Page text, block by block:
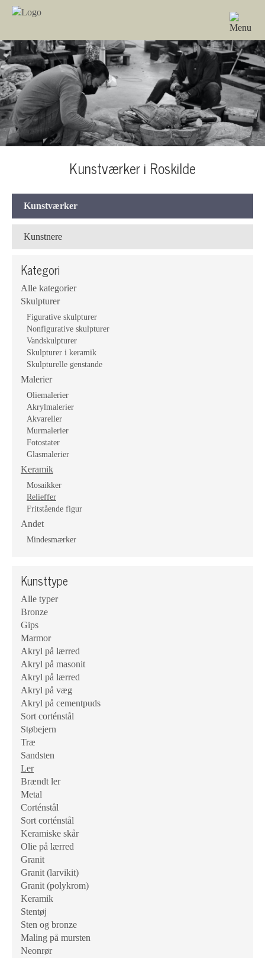
Kunstværker i Roskilde
Kunstværker
Kunstnere
Kategori
Alle kategorier
Skulpturer
Figurative skulpturer
Nonfigurative skulpturer
Vandskulpturer
Skulpturer i keramik
Skulpturelle genstande
Malerier
Oliemalerier
Akrylmalerier
Akvareller
Murmalerier
Fotostater
Glasmalerier
Keramik
Mosaikker
Relieffer
Fritstående figur
Andet
Mindesmærker
Kunsttype
Alle typer
Bronze
Gips
Marmor
Akryl på lærred
Akryl på masonit
Akryl på lærred
Akryl på væg
Akryl på cementpuds
Sort corténstål
Støbejern
Træ
Sandsten
Ler
Brændt ler
Metal
Corténstål
Sort corténstål
Keramiske skår
Olie på lærred
Granit
Granit (larvikit)
Granit (polykrom)
Keramik
Stentøj
Sten og bronze
Maling på mursten
Neonrør